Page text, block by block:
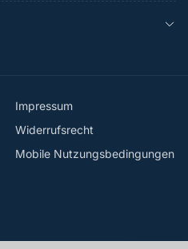
Impressum
Widerrufsrecht
Mobile Nutzungsbedingungen